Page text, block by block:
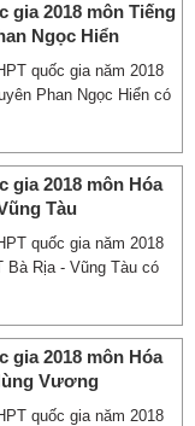
gia 2018 môn Tiếng
Ngọc Hiển
quốc gia năm 2018
Phan Ngọc Hiển có
gia 2018 môn Hóa
Tàu
quốc gia năm 2018
Bà Rịa - Vũng Tàu có
gia 2018 môn Hóa
Vương
quốc gia năm 2018